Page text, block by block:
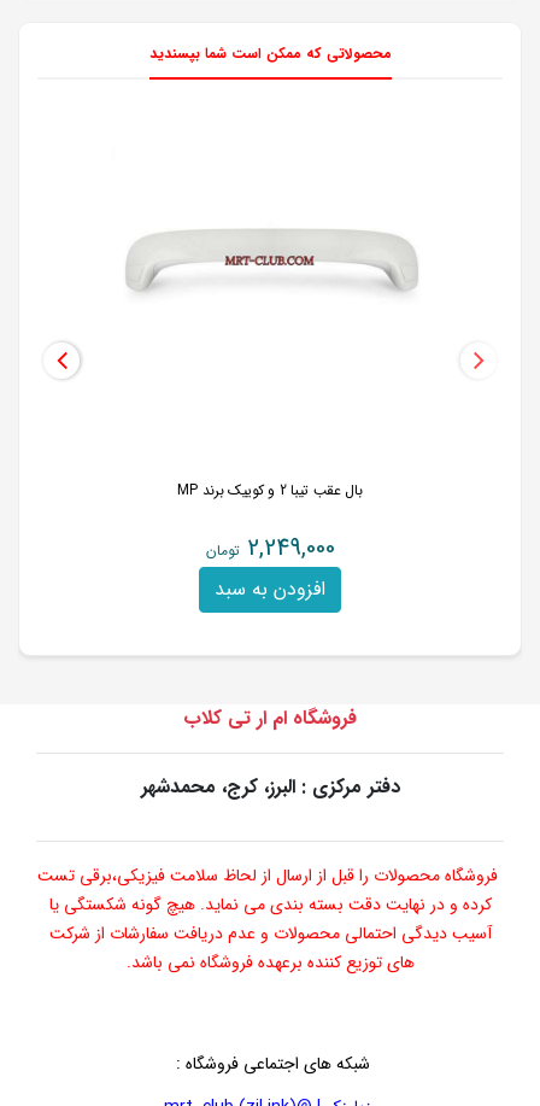
محصولاتی که ممکن است شما بپسندید
بال عقب تیبا 2 و کوییک برند MP
2,249,000 تومان
افزودن به سبد
فروشگاه ام ار تی کلاب
دفتر مرکزی : البرز، کرج، محمدشهر
فروشگاه محصولات را قبل از ارسال از لحاظ سلامت فیزیکی،برقی تست
کرده و در نهایت دقت بسته بندی می نماید. هیچ گونه شکستگی یا
آسیب دیدگی احتمالی محصولات و عدم دریافت سفارشات از شرکت
های توزیع کننده برعهده فروشگاه نمی باشد.
شبکه های اجتماعی فروشگاه :